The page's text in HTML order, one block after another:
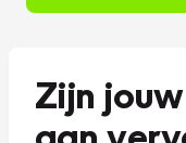
Zijn